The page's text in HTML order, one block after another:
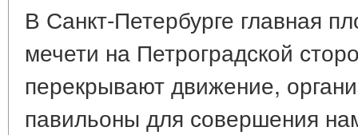
В Санкт-Петербурге главная
мечети на Петроградской
перекрывают движение,
павильоны для совершения